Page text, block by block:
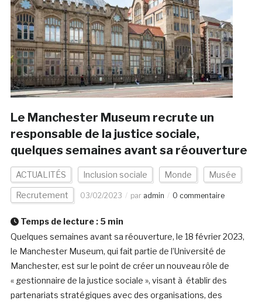
Le Manchester Museum recrute un
responsable de la justice sociale,
quelques semaines avant sa réouverture
ACTUALITÉS Inclusion sociale Monde Musée
Recrutement 03/02/2023 par admin 0 commentaire
Temps de lecture : 5 min
Quelques semaines avant sa réouverture, le 18 février 2023,
le Manchester Museum, qui fait partie de l’Université de
Manchester, est sur le point de créer un nouveau rôle de
« gestionnaire de la justice sociale », visant à établir des
partenariats stratégiques avec des organisations, des